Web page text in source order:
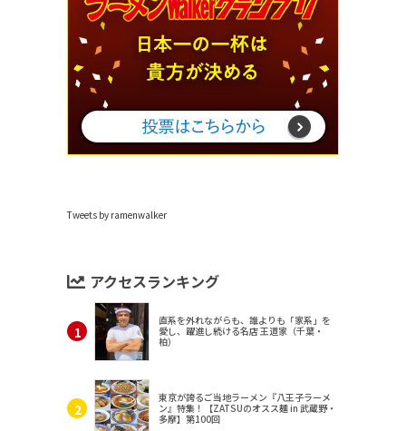
Tweets by ramenwalker
アクセスランキング
直系を外れながらも、誰よりも「家系」を
愛し、躍進し続ける名店 王道家（千葉・
柏）
東京が誇るご当地ラーメン『八王子ラーメ
ン』特集！【ZATSUのオスス麺 in 武蔵野・
多摩】第100回